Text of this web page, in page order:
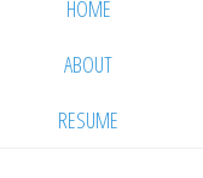
HOME
ABOUT
RESUME